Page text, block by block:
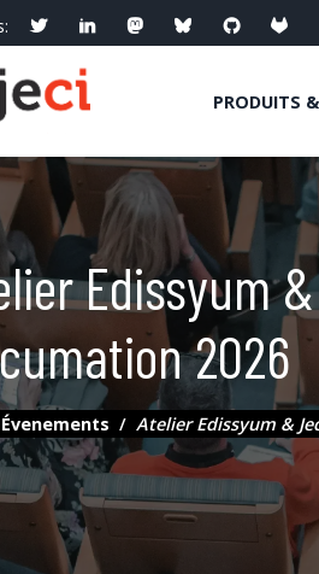
PRODUITS
Edissyum
2026
Évenements Atelier Edissyum &